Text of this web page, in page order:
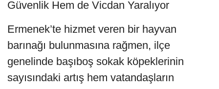
Güvenlik Hem de Vicdan Yaralıyor
Ermenek’te hizmet veren bir hayvan
barınağı bulunmasına rağmen, ilçe
genelinde başıboş sokak köpeklerinin
sayısındaki artış hem vatandaşların